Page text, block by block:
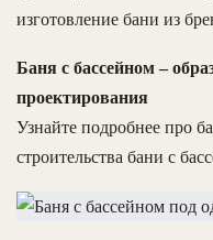
изготовление бани из
Баня с бассейном –
проектирования
Узнайте подробнее про
строительства бани с